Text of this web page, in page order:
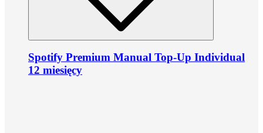
Spotify Premium Manual Top-Up Individual
12 miesięcy